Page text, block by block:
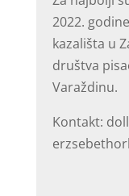
2022.
kazališta u
društva
Varaždinu.
Kontakt: